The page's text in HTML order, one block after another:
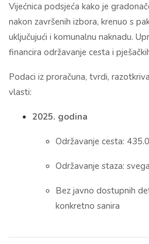
Vijećnica podsjeća kako je
nakon završenih izbora, krenuo s
uključujući i komunalnu naknadu.
financira održavanje cesta i
Podaci iz proračuna, tvrdi,
vlasti:
2025. godina
Održavanje cesta:
Održavanje staza:
Bez javno dostupnih
konkretno sanira